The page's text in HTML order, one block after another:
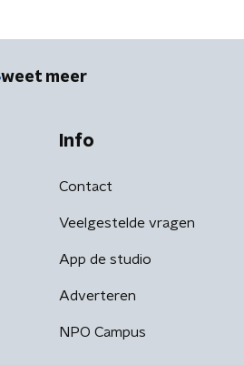
weet meer
Info
Contact
Veelgestelde vragen
App de studio
Adverteren
NPO Campus